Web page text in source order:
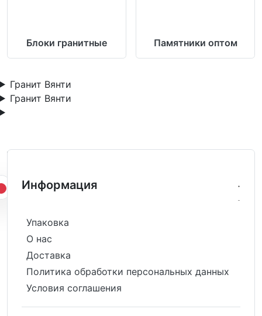
Блоки гранитные Памятники оптом
Гранит Вянти
Гранит Вянти
Информация
Упаковка
О нас
Доставка
Политика обработки персональных данных
Условия соглашения